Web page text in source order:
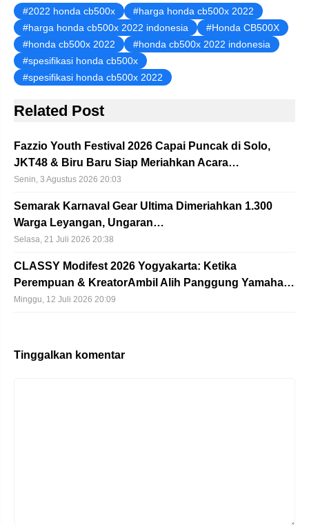
2022 honda cb500x
harga honda cb500x 2022
harga honda cb500x 2022 indonesia
Honda CB500X
honda cb500x 2022
honda cb500x 2022 indonesia
spesifikasi honda cb500x
spesifikasi honda cb500x 2022
Related Post
Fazzio Youth Festival 2026 Capai Puncak di Solo,
JKT48 & Biru Baru Siap Meriahkan Acara…
Senin, 3 Agustus 2026 20:03
Semarak Karnaval Gear Ultima Dimeriahkan 1.300
Warga Leyangan, Ungaran…
Selasa, 21 Juli 2026 20:38
CLASSY Modifest 2026 Yogyakarta: Ketika
Perempuan & KreatorAmbil Alih Panggung Yamaha…
Minggu, 12 Juli 2026 20:09
Tinggalkan komentar